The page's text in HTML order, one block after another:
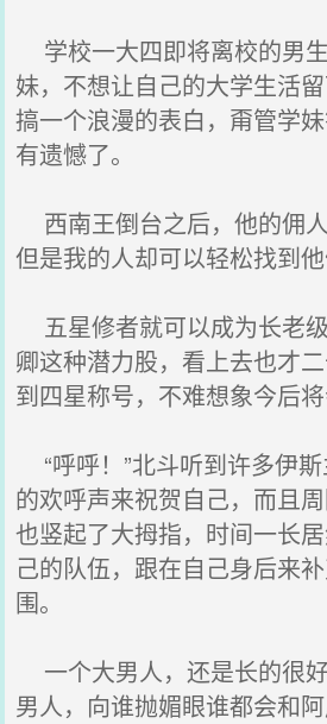
学校一大四即将离校的男
妹，不想让自己的大学生活
搞一个浪漫的表白，甭管学
有遗憾了。
西南王倒台之后，他的佣人
但是我的人却可以轻松找到他
五星修者就可以成为长老
卿这种潜力股，看上去也才
到四星称号，不难想象今后将
“呼呼！”北斗听到许多伊
的欢呼声来祝贺自己，而且
也竖起了大拇指，时间一长
己的队伍，跟在自己身后来
围。
一个大男人，还是长的很
男人，向谁抛媚眼谁都会和阿